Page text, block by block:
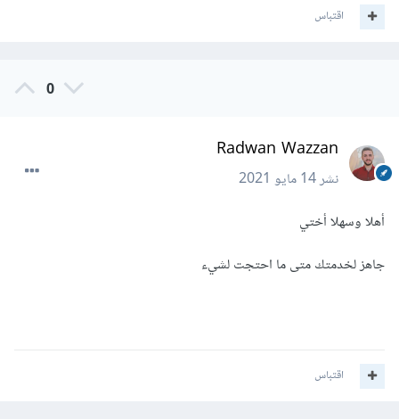
اقتباس
0
Radwan Wazzan
نشر14 مايو 2021
أهلا وسهلا أختي
جاهز لخدمتك متى ما احتجت لشيء
اقتباس